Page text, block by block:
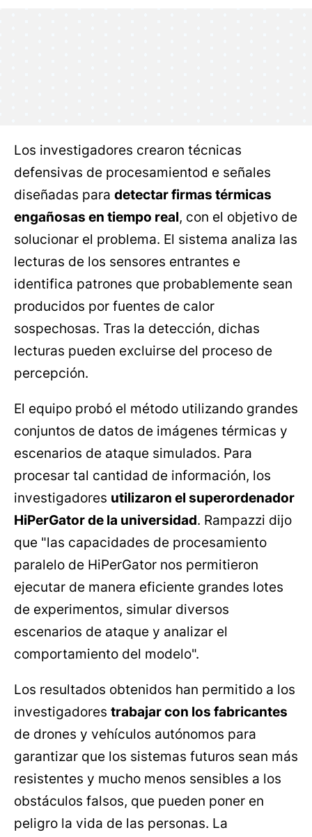
Los investigadores crearon técnicas
defensivas de procesamientod e señales
diseñadas para detectar firmas térmicas
engañosas en tiempo real, con el objetivo de
solucionar el problema. El sistema analiza las
lecturas de los sensores entrantes e
identifica patrones que probablemente sean
producidos por fuentes de calor
sospechosas. Tras la detección, dichas
lecturas pueden excluirse del proceso de
percepción.
El equipo probó el método utilizando grandes
conjuntos de datos de imágenes térmicas y
escenarios de ataque simulados. Para
procesar tal cantidad de información, los
investigadores utilizaron el superordenador
HiPerGator de la universidad. Rampazzi dijo
que "las capacidades de procesamiento
paralelo de HiPerGator nos permitieron
ejecutar de manera eficiente grandes lotes
de experimentos, simular diversos
escenarios de ataque y analizar el
comportamiento del modelo".
Los resultados obtenidos han permitido a los
investigadores trabajar con los fabricantes
de drones y vehículos autónomos para
garantizar que los sistemas futuros sean más
resistentes y mucho menos sensibles a los
obstáculos falsos, que pueden poner en
peligro la vida de las personas. La